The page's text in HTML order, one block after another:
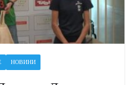
НОВИНИ